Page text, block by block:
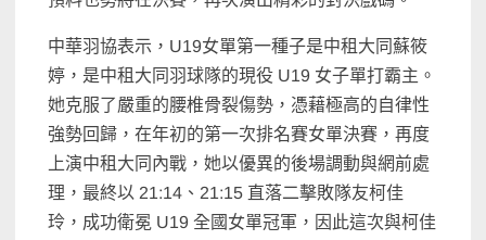
中華羽協表示，U19女單第一種子是中租大同蘇筱
婷，是中租大同羽球隊的現役 U19 女子單打霸主。
她克服了嚴重的腰椎骨裂傷勢，憑藉極高的自律性
強勢回歸，在年初的第一次排名賽女單決賽，再度
上演中租大同內戰，她以優異的後場調動與網前處
理，最終以 21:14、21:15 直落二擊敗隊友柯佳
玲，成功衛冕 U19 全國女單冠軍，因此這次與柯佳